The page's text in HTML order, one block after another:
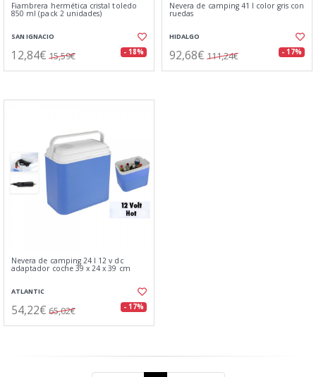
Fiambrera hermética cristal toledo
850 ml (pack 2 unidades)
SAN IGNACIO
12,84€ 15,59€ - 18%
Nevera de camping 41 l color gris con
ruedas
HIDALGO
92,68€ 111,24€ - 17%
Nevera de camping 24 l 12 v dc
adaptador coche 39 x 24 x 39 cm
ATLANTIC
54,22€ 65,02€ - 17%